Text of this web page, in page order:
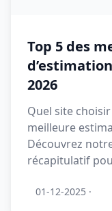
Top 5 des
2026
Quel site
meilleure
Découvrez
récapitulatif
01-12-2025 ·